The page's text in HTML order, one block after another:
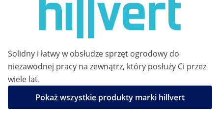
Solidny i łatwy w obsłudze sprzęt ogrodowy do
niezawodnej pracy na zewnątrz, który posłuży Ci przez
wiele lat.
Pokaż wszystkie produkty marki hillvert